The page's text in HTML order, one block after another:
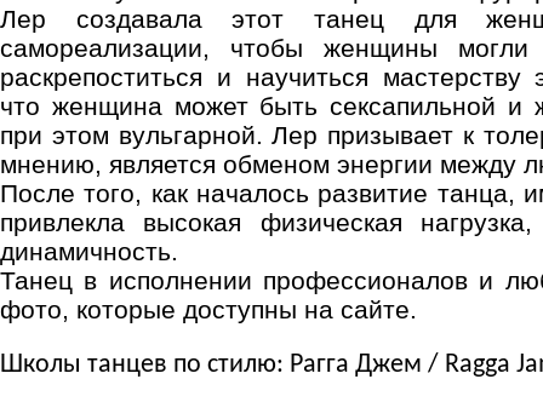
Лер создавала этот танец для
самореализации, чтобы женщины могли
раскрепоститься и научиться мастерству
что женщина может быть сексапильной и
при этом вульгарной. Лер призывает к
мнению, является обменом энергии между
После того, как началось развитие танца,
привлекла высокая физическая
динамичность.
Танец в исполнении профессионалов и
фото, которые доступны на сайте.
Школы танцев по стилю: Рагга Джем / Ragga